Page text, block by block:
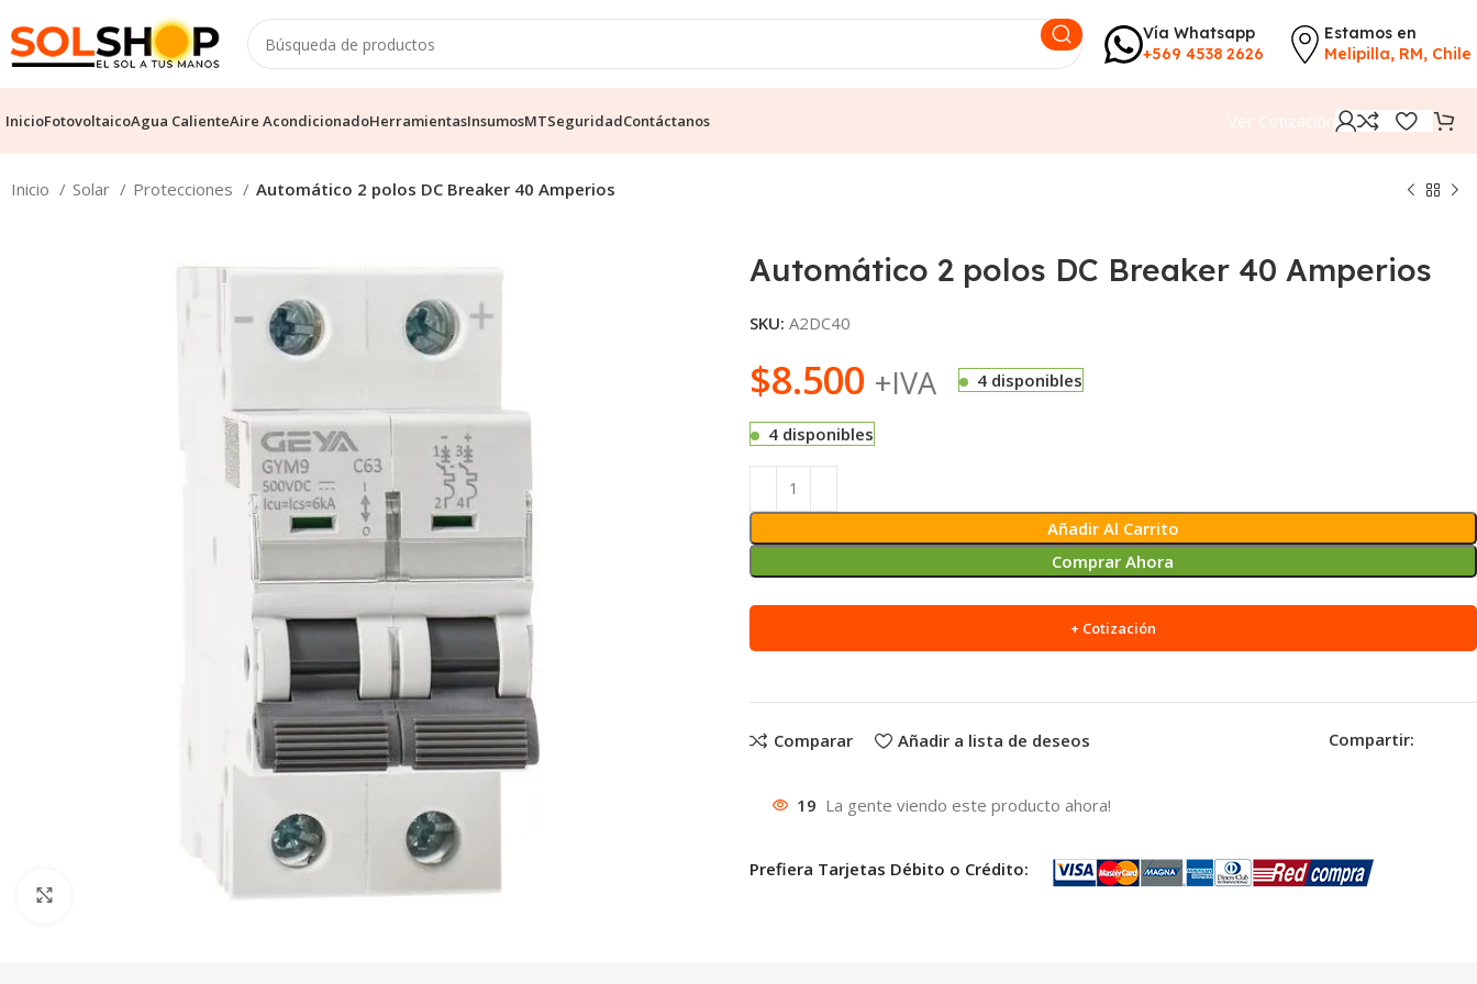
Vía Whatsapp
+569 4538 2626
Estamos en
Melipilla, RM, Chile
InicioFotovoltaicoAgua CalienteAire AcondicionadoHerramientasInsumosMTSeguridadContáctanos Ver Cotización
Inicio Solar Protecciones Automático 2 polos DC Breaker 40 Amperios
Haga Click para agrandar
Automático 2 polos DC Breaker 40 Amperios
SKU: A2DC40
$8.500 +IVA 4 disponibles
4 disponibles
Añadir Al Carrito
Comprar Ahora
Alternative:
+ Cotización
Comparar Añadir a lista de deseos Compartir:
19 La gente viendo este producto ahora!
Prefiera Tarjetas Débito o Crédito: